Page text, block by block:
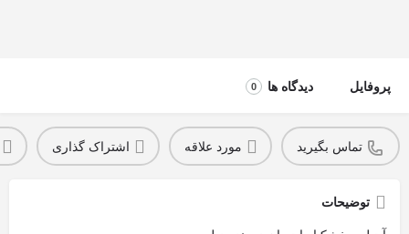
پروفایل دیدگاه ها 0
تماس بگیرید مورد علاقه اشتراک گذاری
توضیحات